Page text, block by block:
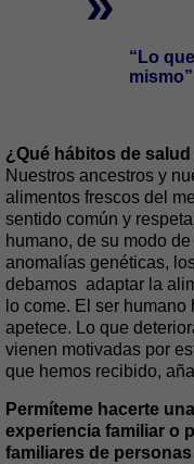
“Lo
mismo”
¿Qué hábitos de
Nuestros ancestros y
alimentos frescos del
sentido común y
humano, de su modo
anomalías genéticas,
debamos adaptar la
lo come. El ser
apetece. Lo que
vienen motivadas por
que hemos recibido,
Permíteme hacerte
experiencia familiar o
familiares de